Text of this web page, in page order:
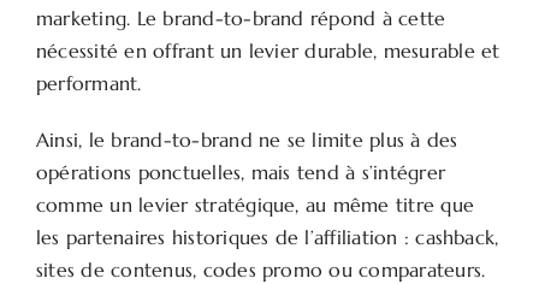
marketing. Le brand-to-brand répond à cette
nécessité en offrant un levier durable, mesurable et
performant.
Ainsi, le brand-to-brand ne se limite plus à des
opérations ponctuelles, mais tend à s’intégrer
comme un levier stratégique, au même titre que
les partenaires historiques de l’affiliation : cashback,
sites de contenus, codes promo ou comparateurs.